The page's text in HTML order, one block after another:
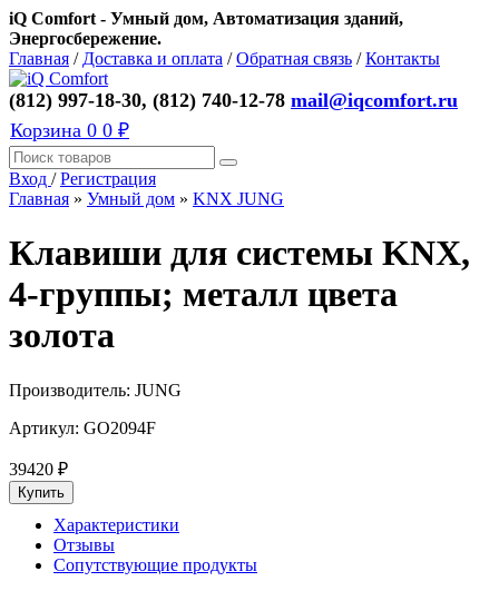
iQ Comfort - Умный дом, Автоматизация зданий,
Энергосбережение.
Главная / Доставка и оплата /Обратная связь /Контакты
(812) 997-18-30, (812) 740-12-78 mail@iqcomfort.ru
Корзина 0 0 ₽
Вход /Регистрация
Главная » Умный дом » KNX JUNG
Клавиши для системы KNX,
4-группы; металл цвета
золота
Производитель: JUNG
Артикул: GO2094F
39420 ₽
Характеристики
Отзывы
Сопутствующие продукты